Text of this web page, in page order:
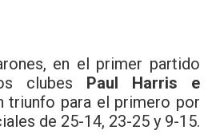
en el primer partido
clubes Paul Harris e
triunfo para el primero por
de 25-14, 23-25 y 9-15.